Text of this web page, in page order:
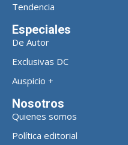
Tendencia
Especiales
De Autor
Exclusivas DC
Auspicio +
Nosotros
Quienes somos
Política editorial